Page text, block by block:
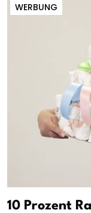
WERBUNG
10 Prozent